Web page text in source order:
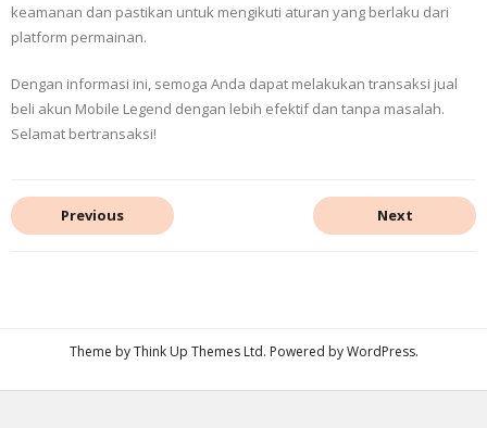
keamanan dan pastikan untuk mengikuti aturan yang berlaku dari
platform permainan.
Dengan informasi ini, semoga Anda dapat melakukan transaksi jual
beli akun Mobile Legend dengan lebih efektif dan tanpa masalah.
Selamat bertransaksi!
Previous Next
Theme byThink Up Themes Ltd. Powered byWordPress.